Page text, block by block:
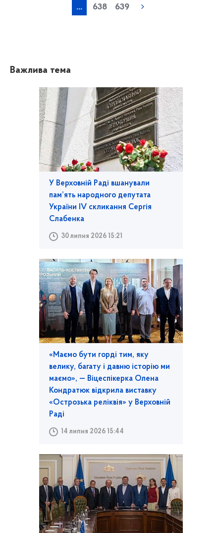
... 638 639
Важлива тема
У Верховній Раді вшанували
пам’ять народного депутата
України IV скликання Сергія
Слабенка
30 липня 2026 15:21
«Маємо бути горді тим, яку
велику, багату і давню історію ми
маємо», — Віцеспікерка Олена
Кондратюк відкрила виставку
«Острозька реліквія» у Верховній
Раді
14 липня 2026 15:44